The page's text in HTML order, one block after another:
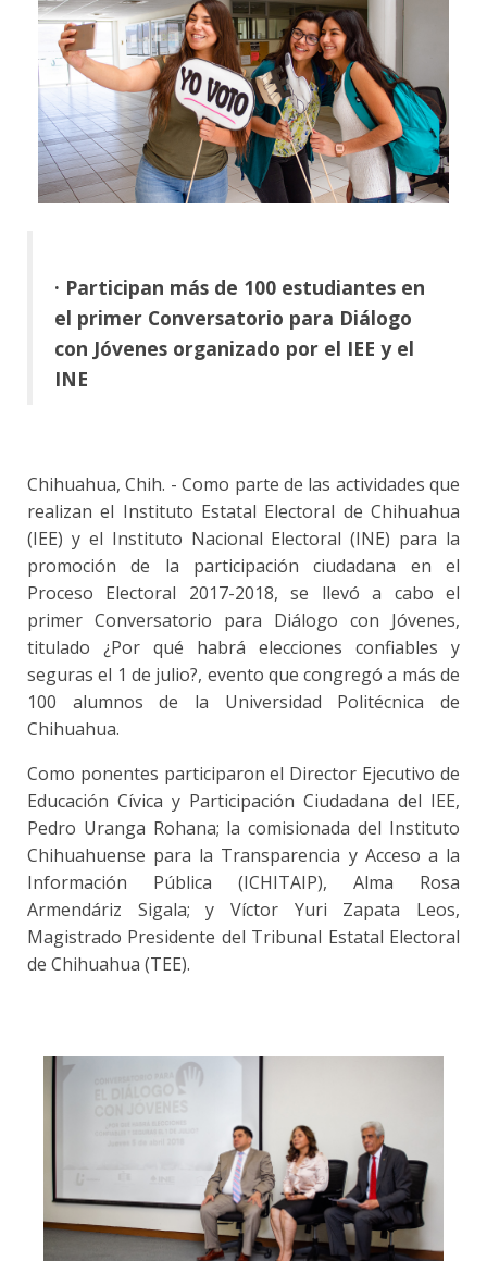
· Participan más de 100 estudiantes en
el primer Conversatorio para Diálogo
con Jóvenes organizado por el IEE y el
INE
Chihuahua, Chih. - Como parte de las actividades que
realizan el Instituto Estatal Electoral de Chihuahua
(IEE) y el Instituto Nacional Electoral (INE) para la
promoción de la participación ciudadana en el
Proceso Electoral 2017-2018, se llevó a cabo el
primer Conversatorio para Diálogo con Jóvenes,
titulado ¿Por qué habrá elecciones confiables y
seguras el 1 de julio?, evento que congregó a más de
100 alumnos de la Universidad Politécnica de
Chihuahua.
Como ponentes participaron el Director Ejecutivo de
Educación Cívica y Participación Ciudadana del IEE,
Pedro Uranga Rohana; la comisionada del Instituto
Chihuahuense para la Transparencia y Acceso a la
Información Pública (ICHITAIP), Alma Rosa
Armendáriz Sigala; y Víctor Yuri Zapata Leos,
Magistrado Presidente del Tribunal Estatal Electoral
de Chihuahua (TEE).